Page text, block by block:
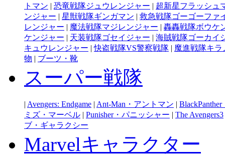
トマン | 恐竜戦隊ジュウレンジャー | 超新星フラッシュ
ンジャー | 星獣戦隊ギンガマン | 救急戦隊ゴーゴーファ
レンジャー | 魔法戦隊マジレンジャー | 轟轟戦隊ボウケ
ケンジャー | 天装戦隊ゴセイジャー | 海賊戦隊ゴーカイ
キュウレンジャー |快盗戦隊VS警察戦隊 | 魔進戦隊キラ
物 | ブーツ・靴
スーパー戦隊
| Avengers: Endgame | Ant-Man・アントマン |
ミズ・マーベル | Punisher・パニッシャー | The Avengers3
ブ・ギャラクシー
Marvelキャラクター